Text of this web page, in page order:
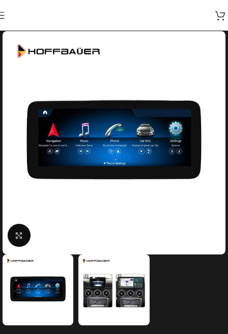
Skip to navigation
Skip to main content
Click to enlarge